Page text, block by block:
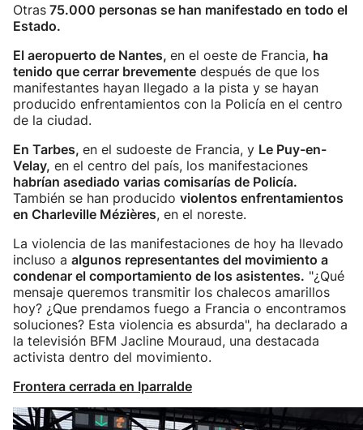
Otras 75.000 personas se han manifestado en todo el
Estado.
El aeropuerto de Nantes, en el oeste de Francia, ha
tenido que cerrar brevemente después de que los
manifestantes hayan llegado a la pista y se hayan
producido enfrentamientos con la Policía en el centro
de la ciudad.
En Tarbes, en el sudoeste de Francia, y Le Puy-en-
Velay, en el centro del país, los manifestaciones
habrían asediado varias comisarías de Policía.
También se han producido violentos enfrentamientos
en Charleville Mézières, en el noreste.
La violencia de las manifestaciones de hoy ha llevado
incluso a algunos representantes del movimiento a
condenar el comportamiento de los asistentes. "¿Qué
mensaje queremos transmitir los chalecos amarillos
hoy? ¿Que prendamos fuego a Francia o encontramos
soluciones? Esta violencia es absurda", ha declarado a
la televisión BFM Jacline Mouraud, una destacada
activista dentro del movimiento.
Frontera cerrada en Iparralde